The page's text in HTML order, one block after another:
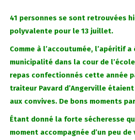
41 personnes se sont retrouvées
polyvalente pour le 13 juillet.
Comme à l’accoutumée, l’apéritif
municipalité dans la cour de
repas confectionnés cette année
traiteur Pavard d’Angerville
aux convives. De bons moments
Étant donné la forte sécheresse
moment accompagnée d’un peu